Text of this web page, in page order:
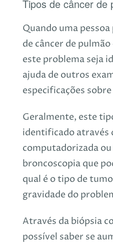
Tipos de câncer de
Quando uma
de câncer de
este problema seja
ajuda de outros
especificações
Geralmente, este
identificado através
computadorizada ou
broncoscopia que
qual é o tipo de
gravidade do
Através da biópsia
possível saber se